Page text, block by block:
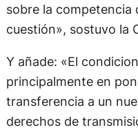
sobre la competencia
cuestión», sostuvo la
Y añade: «El
principalmente en
transferencia a un
derechos de